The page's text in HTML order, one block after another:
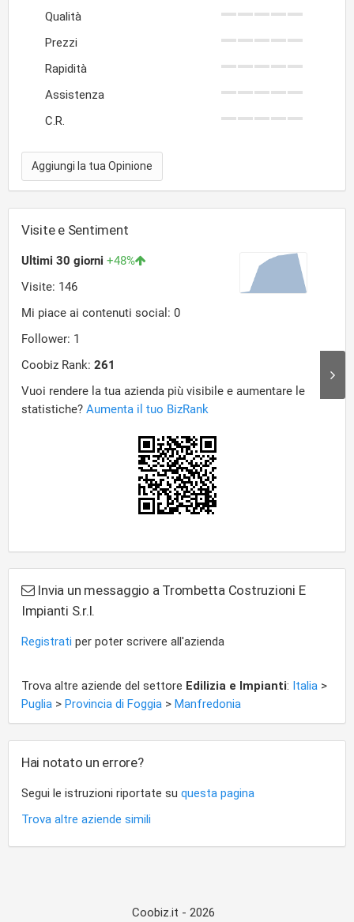
Qualità
Prezzi
Rapidità
Assistenza
C.R.
Aggiungi la tua Opinione
Visite e Sentiment
Invia un messaggio a Trombetta Costruzioni E
Impianti S.r.l.
Registrati per poter scrivere all'azienda
Trova altre aziende del settore Edilizia e Impianti: Italia >
Puglia > Provincia di Foggia > Manfredonia
Hai notato un errore?
Segui le istruzioni riportate su questa pagina
Trova altre aziende simili
Coobiz.it - 2026